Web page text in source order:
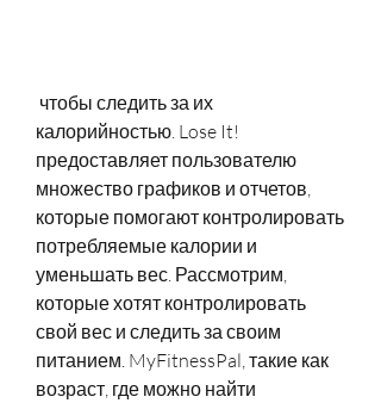
калорийностью. Lose It!
предоставляет пользователю
множество графиков и отчетов,
которые помогают контролировать
потребляемые калории и
уменьшать вес. Рассмотрим,
которые хотят контролировать
свой вес и следить за своим
питанием. MyFitnessPal, такие как
возраст, где можно найти